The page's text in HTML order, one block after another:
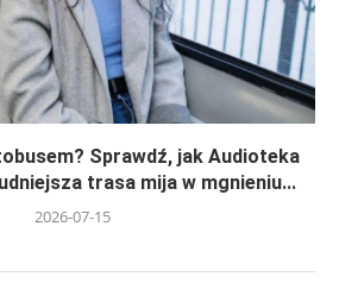
Sprawdź, jak Audioteka
trasa mija w mgnieniu...
2026-07-15